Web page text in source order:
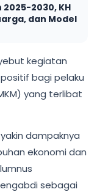
2030, KH
dan Model
kegiatan
bagi pelaku
yang terlibat
dampaknya
ekonomi dan
sebagai